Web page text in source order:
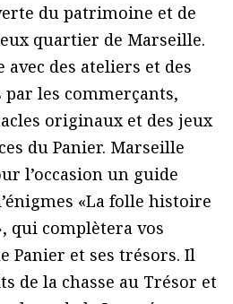
du patrimoine et de
quartier de Marseille.
des ateliers et des
les commerçants,
originaux et des jeux
du Panier. Marseille
l’occasion un guide
«La folle histoire
qui complètera vos
Panier et ses trésors. Il
de la chasse au Trésor et